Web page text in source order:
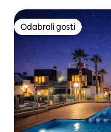
Odabrali gosti
Odabrali gosti